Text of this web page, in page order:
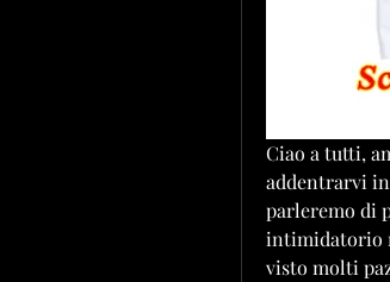
Ciao a tutti,
addentrarvi
parleremo di
intimidatorio
visto molti